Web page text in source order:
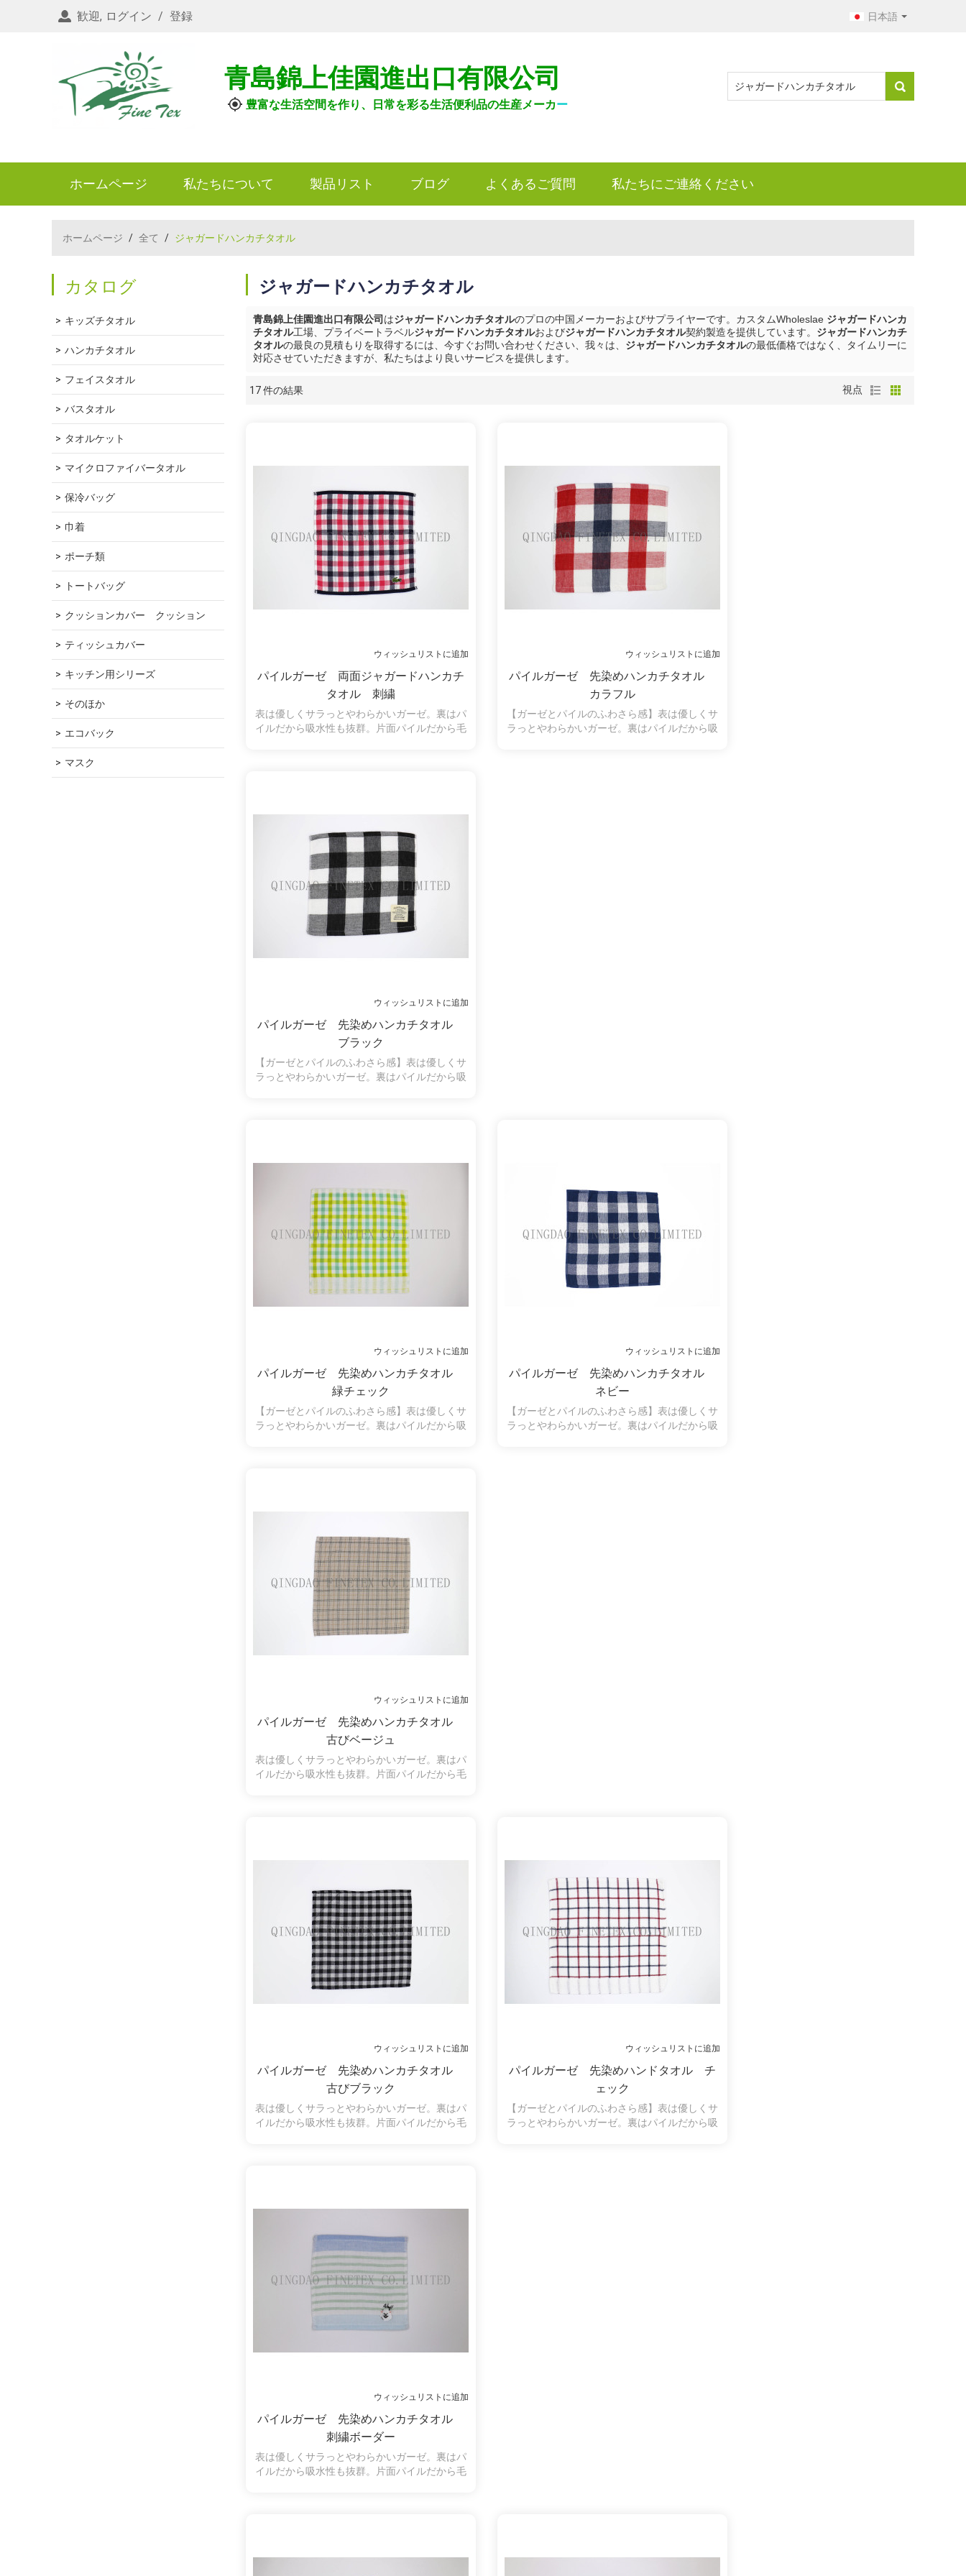
歓迎, ログイン / 登録 日本語
青島錦上佳園進出口有限公司
豊富な生活空間を作り、日常を彩る生活便利品の生産メーカー
ホームページ 私たちについて 製品リスト ブログ よくあるご質問 私たちにご連絡ください
ホームページ / 全て / ジャガードハンカチタオル
カタログ
キッズチタオル
ハンカチタオル
フェイスタオル
バスタオル
タオルケット
マイクロファイバータオル
保冷バッグ
巾着
ポーチ類
トートバッグ
クッションカバー　クッション
ティッシュカバー
キッチン用シリーズ
そのほか
エコバック
マスク
ジャガードハンカチタオル
青島錦上佳園進出口有限公司 はジャガードハンカチタオルのプロの中国メーカーおよびサプライヤーです。カスタムWholeslae ジャガードハンカ
チタオル工場、プライベートラベルジャガードハンカチタオルおよびジャガードハンカチタオル契約製造を提供しています。 ジャガードハンカチ
タオルの最良の見積もりを取得するには、今すぐお問い合わせください、我々は、 ジャガードハンカチタオルの最低価格ではなく、タイムリーに
対応させていただきますが、私たちはより良いサービスを提供します。
17 件の結果 視点
ショーケース
ウィッシュリストに追加
パイルガーゼ 両面ジャガードハンカチ
タオル 刺繍
表は優しくサラっとやわらかいガーゼ。裏はパ
イルだから吸水性も抜群。片面パイルだから毛
ウィッシュリストに追加
パイルガーゼ 先染めハンカチタオル
カラフル
【ガーゼとパイルのふわさら感】表は優しくサ
ラっとやわらかいガーゼ。裏はパイルだから吸
ウィッシュリストに追加
パイルガーゼ 先染めハンカチタオル
ブラック
【ガーゼとパイルのふわさら感】表は優しくサ
ラっとやわらかいガーゼ。裏はパイルだから吸
ウィッシュリストに追加
パイルガーゼ 先染めハンカチタオル
緑チェック
【ガーゼとパイルのふわさら感】表は優しくサ
ラっとやわらかいガーゼ。裏はパイルだから吸
ウィッシュリストに追加
パイルガーゼ 先染めハンカチタオル
ネビー
【ガーゼとパイルのふわさら感】表は優しくサ
ラっとやわらかいガーゼ。裏はパイルだから吸
ウィッシュリストに追加
パイルガーゼ 先染めハンカチタオル
古びベージュ
表は優しくサラっとやわらかいガーゼ。裏はパ
イルだから吸水性も抜群。片面パイルだから毛
ウィッシュリストに追加
パイルガーゼ 先染めハンカチタオル
古びブラック
表は優しくサラっとやわらかいガーゼ。裏はパ
イルだから吸水性も抜群。片面パイルだから毛
ウィッシュリストに追加
パイルガーゼ 先染めハンドタオル チ
ェック
【ガーゼとパイルのふわさら感】表は優しくサ
ラっとやわらかいガーゼ。裏はパイルだから吸
ウィッシュリストに追加
パイルガーゼ 先染めハンカチタオル
刺繍ボーダー
表は優しくサラっとやわらかいガーゼ。裏はパ
イルだから吸水性も抜群。片面パイルだから毛